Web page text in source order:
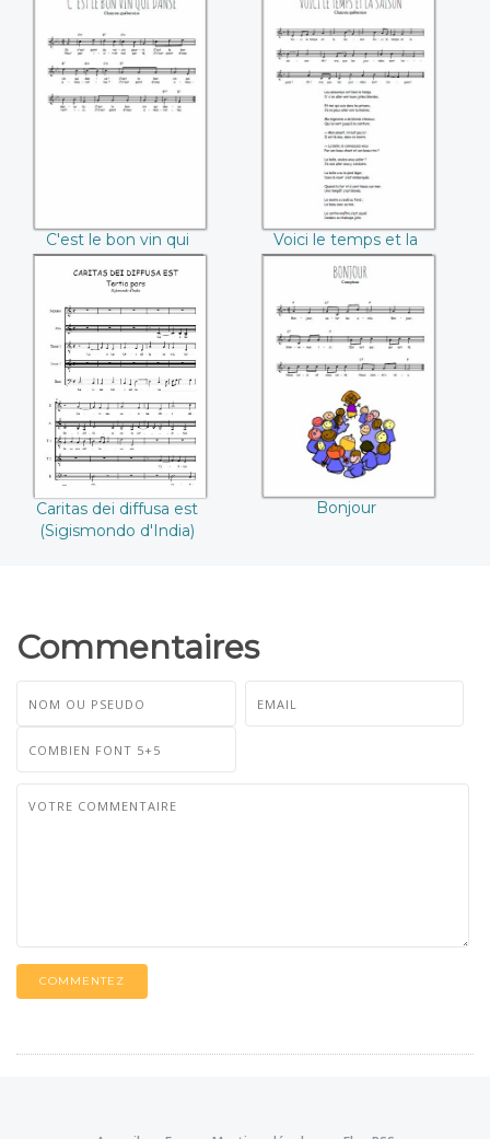
C'est le bon vin qui
danse
C'est le bon vin qui
danse
Voici le temps et la
saison
Voici le temps et la
saison
Caritas dei diffusa
est (Sigismondo
d'India)
Caritas dei diffusa est
(Sigismondo d'India)
Bonjour
Bonjour
Commentaires
COMMENTEZ